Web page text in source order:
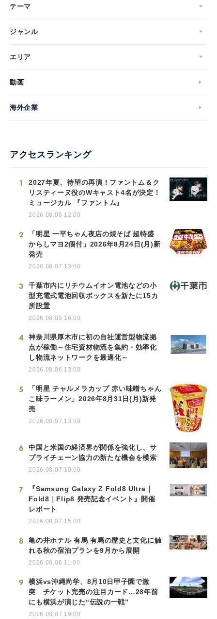
テーマ
ジャンル
エリア
動画
海外企業
アクセスランキング
1
2027年夏、待望の再演！ファントム＆ク
リスティーヌ役のWキャスト4名が決定！
ミュージカル 『ファントム』
2026.08.06 12:00
2
「明星 一平ちゃん夜店の焼そば 超特盛
からしマヨ2個付」2026年8月24日(月)新
発売
2026.08.07 13:00
3
千葉市内にリチウムイオン電池などの小
型充電式電池回収ボックスを新たに15カ
所設置
2026.08.05 16:00
4
神奈川県厚木市に初の自社運営型物流拠
点が稼働～住宅資材物流を集約・効率化
し物流ネットワークを最適化～
2026.08.06 13:00
5
「明星 チャルメラカップ 赤い味噌ちゃん
こ味ラーメン」2026年8月31日(月)新発
売
2026.08.07 13:00
6
中国と米国の経済界が関係を強化し、サ
プライチェーン協力の新たな機会を模索
2026.08.07 10:00
7
『Samsung Galaxy Z Fold8 Ultra｜
Fold8｜Flip8 発売記念イベント』開催
レポート
2026.08.07 15:00
8
亀の井ホテル 有馬 有馬の歴史と文化に触
れる秋の宿泊プランを9月から展開
2026.08.06 11:00
9
横浜vs沖縄尚学、8月10日甲子園で激
突 チケット完売の注目カード…28年前
にも横浜が演じた“伝説の一戦”
2026.08.07 19:00